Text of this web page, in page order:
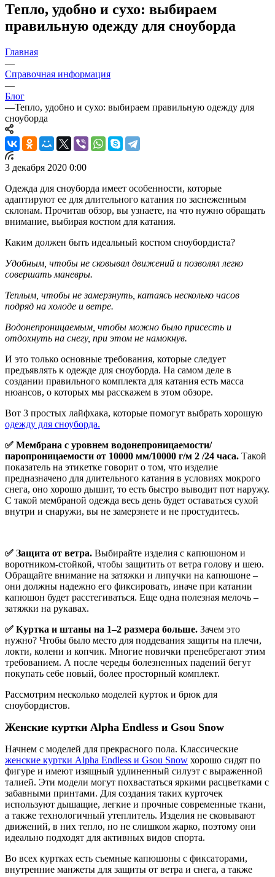
Тепло, удобно и сухо: выбираем
правильную одежду для сноуборда
Главная
—
Справочная информация
—
Блог
—Тепло, удобно и сухо: выбираем правильную одежду для
сноуборда
3 декабря 2020 0:00
Одежда для сноуборда имеет особенности, которые
адаптируют ее для длительного катания по заснеженным
склонам. Прочитав обзор, вы узнаете, на что нужно обращать
внимание, выбирая костюм для катания.
Каким должен быть идеальный костюм сноубордиста?
Удобным, чтобы не сковывал движений и позволял легко
совершать маневры.
Теплым, чтобы не замерзнуть, катаясь несколько часов
подряд на холоде и ветре.
Водонепроницаемым, чтобы можно было присесть и
отдохнуть на снегу, при этом не намокнув.
И это только основные требования, которые следует
предъявлять к одежде для сноуборда. На самом деле в
создании правильного комплекта для катания есть масса
нюансов, о которых мы расскажем в этом обзоре.
Вот 3 простых лайфхака, которые помогут выбрать хорошую
одежду для сноуборда.
✅ Мембрана с уровнем водонепроницаемости/
паропроницаемости от 10000 мм/10000 г/м 2 /24 часа. Такой
показатель на этикетке говорит о том, что изделие
предназначено для длительного катания в условиях мокрого
снега, оно хорошо дышит, то есть быстро выводит пот наружу.
С такой мембраной одежда весь день будет оставаться сухой
внутри и снаружи, вы не замерзнете и не простудитесь.
✅ Защита от ветра. Выбирайте изделия с капюшоном и
воротником-стойкой, чтобы защитить от ветра голову и шею.
Обращайте внимание на затяжки и липучки на капюшоне –
они должны надежно его фиксировать, иначе при катании
капюшон будет расстегиваться. Еще одна полезная мелочь –
затяжки на рукавах.
✅ Куртка и штаны на 1–2 размера больше. Зачем это
нужно? Чтобы было место для поддевания защиты на плечи,
локти, колени и копчик. Многие новички пренебрегают этим
требованием. А после череды болезненных падений бегут
покупать себе новый, более просторный комплект.
Рассмотрим несколько моделей курток и брюк для
сноубордистов.
Женские куртки Alpha Endless и Gsou Snow
Начнем с моделей для прекрасного пола. Классические
женские куртки Alpha Endless и Gsou Snow хорошо сидят по
фигуре и имеют изящный удлиненный силуэт с выраженной
талией. Эти модели могут похвастаться яркими расцветками с
забавными принтами. Для создания таких курточек
используют дышащие, легкие и прочные современные ткани,
а также технологичный утеплитель. Изделия не сковывают
движений, в них тепло, но не слишком жарко, поэтому они
идеально подходят для активных видов спорта.
Во всех куртках есть съемные капюшоны с фиксаторами,
внутренние манжеты для защиты от ветра и снега, а также